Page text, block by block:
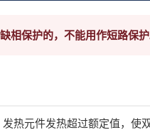
相保护的，不能用作短路保护
热元件发热超过额定值，使